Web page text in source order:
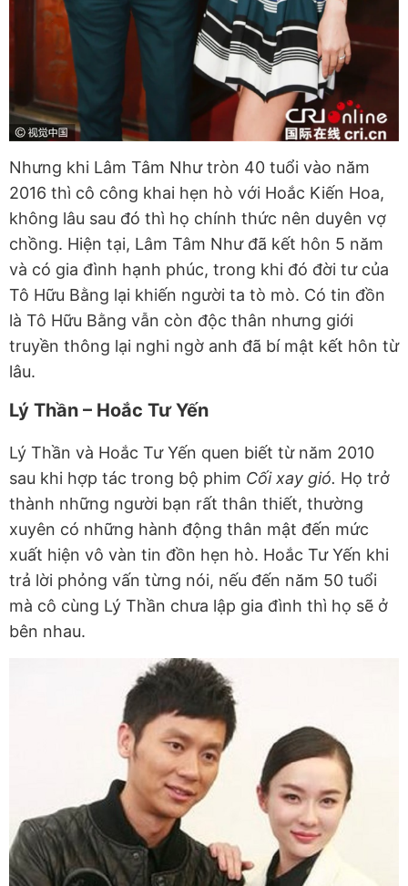
Nhưng khi Lâm Tâm Như tròn 40 tuổi vào năm
2016 thì cô công khai hẹn hò với Hoắc Kiến Hoa,
không lâu sau đó thì họ chính thức nên duyên vợ
chồng. Hiện tại, Lâm Tâm Như đã kết hôn 5 năm
và có gia đình hạnh phúc, trong khi đó đời tư của
Tô Hữu Bằng lại khiến người ta tò mò. Có tin đồn
là Tô Hữu Bằng vẫn còn độc thân nhưng giới
truyền thông lại nghi ngờ anh đã bí mật kết hôn từ
lâu.
Lý Thần – Hoắc Tư Yến
Lý Thần và Hoắc Tư Yến quen biết từ năm 2010
sau khi hợp tác trong bộ phim Cối xay gió. Họ trở
thành những người bạn rất thân thiết, thường
xuyên có những hành động thân mật đến mức
xuất hiện vô vàn tin đồn hẹn hò. Hoắc Tư Yến khi
trả lời phỏng vấn từng nói, nếu đến năm 50 tuổi
mà cô cùng Lý Thần chưa lập gia đình thì họ sẽ ở
bên nhau.